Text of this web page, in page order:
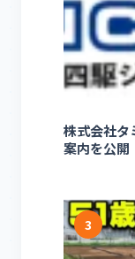
株式会社
案内を公開
3